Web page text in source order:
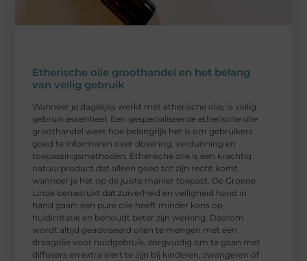
Etherische olie groothandel en het belang
van veilig gebruik
Wanneer je dagelijks werkt met etherische olie, is veilig
gebruik essentieel. Een gespecialiseerde etherische olie
groothandel weet hoe belangrijk het is om gebruikers
goed te informeren over dosering, verdunning en
toepassingsmethoden. Etherische olie is een krachtig
natuurproduct dat alleen goed tot zijn recht komt
wanneer je het op de juiste manier toepast. De Groene
Linde benadrukt dat zuiverheid en veiligheid hand in
hand gaan: een pure olie heeft minder kans op
huidirritatie en behoudt beter zijn werking. Daarom
wordt altijd geadviseerd oliën te mengen met een
draagolie voor huidgebruik, zorgvuldig om te gaan met
diffusers en extra alert te zijn bij kinderen, zwangeren of